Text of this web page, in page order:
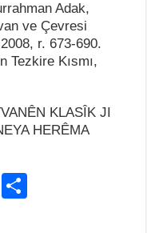
Adak,
ve Çevresi
r. 673-690.
Tezkire Kısmı,
KLASÎK JI
HERÊMA
C